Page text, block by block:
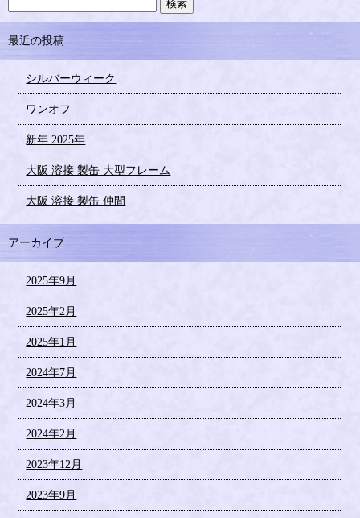
最近の投稿
シルバーウィーク
ワンオフ
新年 2025年
大阪 溶接 製缶 大型フレーム
大阪 溶接 製缶 仲間
アーカイブ
2025年9月
2025年2月
2025年1月
2024年7月
2024年3月
2024年2月
2023年12月
2023年9月